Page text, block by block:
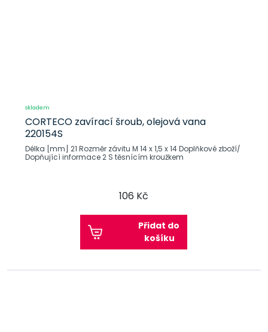
skladem
CORTECO zavírací šroub, olejová vana
220154S
Délka [mm] 21 Rozměr závitu M 14 x 1,5 x 14 Doplňkové zboží/
Dopňující informace 2 S těsnícím kroužkem
106 Kč
Přidat do
košíku